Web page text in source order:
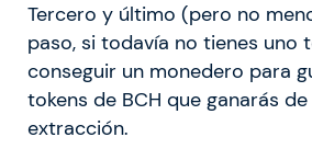
Tercero y último (pero no
paso, si todavía no tienes uno
conseguir un monedero para
tokens de BCH que ganarás
extracción.